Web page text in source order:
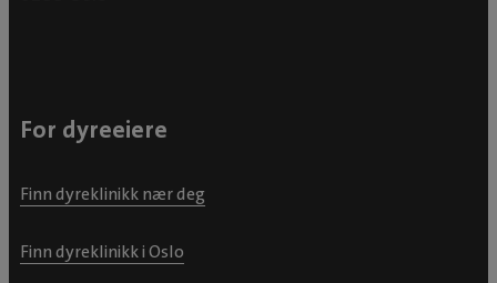
For dyreeiere
Finn dyreklinikk nær deg
Finn dyreklinikk i Oslo